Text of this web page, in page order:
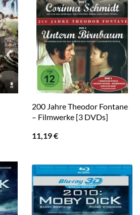
200 Jahre Theodor Fontane
– Filmwerke [3 DVDs]
11,19€